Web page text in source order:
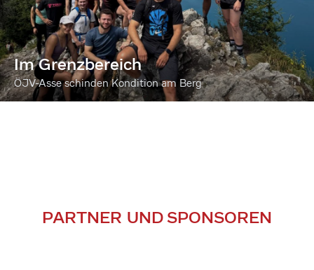
Im Grenzbereich
ÖJV-Asse schinden Kondition am Berg
PARTNER UND SPONSOREN